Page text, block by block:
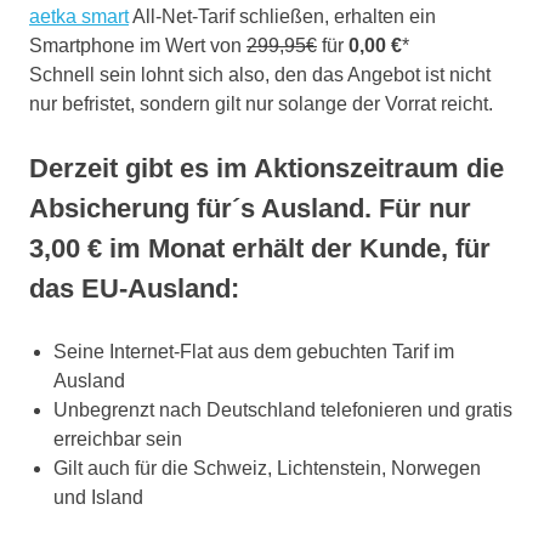
aetka smartAll-Net-Tarif schließen, erhalten ein
Smartphone im Wert von 299,95€ für 0,00 €*
Schnell sein lohnt sich also, den das Angebot ist nicht
nur befristet, sondern gilt nur solange der Vorrat reicht.
Derzeit gibt es im Aktionszeitraum die
Absicherung für´s Ausland. Für nur
3,00 € im Monat erhält der Kunde, für
das EU-Ausland:
Seine Internet-Flat aus dem gebuchten Tarif im
Ausland
Unbegrenzt nach Deutschland telefonieren und gratis
erreichbar sein
Gilt auch für die Schweiz, Lichtenstein, Norwegen
und Island